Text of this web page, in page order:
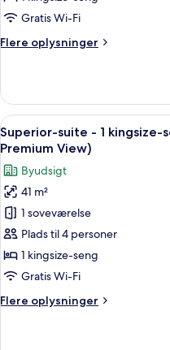
seng
balkon
Executive
View)
Gratis Wi-Fi
Flere oplysninger
Flere
-
kingsize-
seng
balkon
(King
Feature
Executive
View)
Indlæs
alle
billeder
af
Superior-
suite
-
1
kingsize-
-
1
Superior-suite - 1 kingsize-
Premium View)
Byudsigt
41 m²
1 soveværelse
Plads til 4 personer
1 kingsize-seng
Gratis Wi-Fi
Flere oplysninger
Flere